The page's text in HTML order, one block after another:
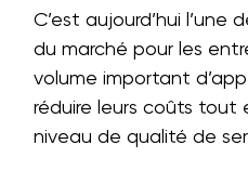
C’est aujourd’hui l’une
du marché pour les
volume important
réduire leurs coûts
niveau de qualité de